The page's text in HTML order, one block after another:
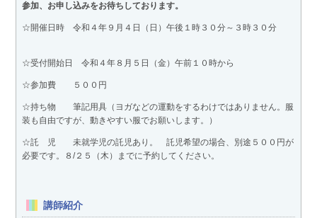
参加、お申し込みをお待ちしております。
☆開催日時 令和４年９月４日（日）午後１時３０分～３時３０分
☆受付開始日 令和４年８月５日（金）午前１０時から
☆参加費 ５００円
☆持ち物 筆記用具（ヨガなどの運動をするわけではありません。服
装も自由ですが、動きやすい服でお願いします。）
☆託 児 未就学児の託児あり。 託児希望の場合、別途５００円が
必要です。８/２５（木）までに予約してください。
講師紹介